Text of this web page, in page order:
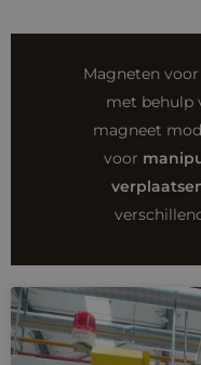
Magneten
met behulp
magneet
voor